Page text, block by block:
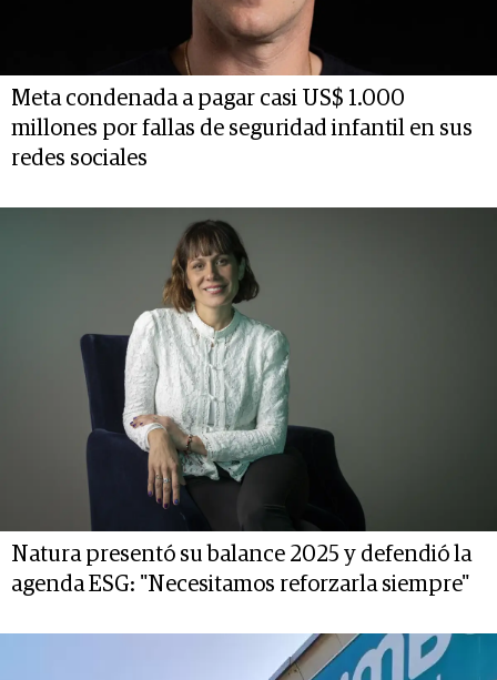
Meta condenada a pagar casi US$ 1.000
millones por fallas de seguridad infantil en sus
redes sociales
Natura presentó su balance 2025 y defendió la
agenda ESG: "Necesitamos reforzarla siempre"